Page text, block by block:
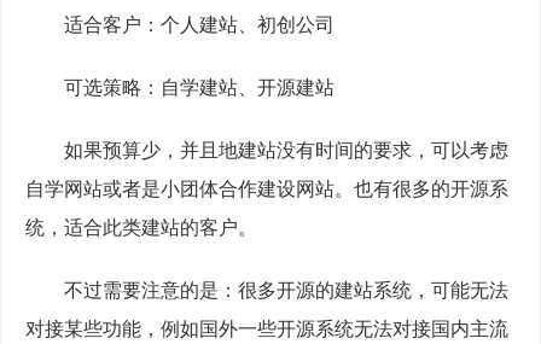
适合客户：个人建站、初创公司
可选策略：自学建站、开源建站
如果预算少，并且地建站没有时间的要求，可以考虑
自学网站或者是小团体合作建设网站。也有很多的开源系
统，适合此类建站的客户。
不过需要注意的是：很多开源的建站系统，可能无法
对接某些功能，例如国外一些开源系统无法对接国内主流